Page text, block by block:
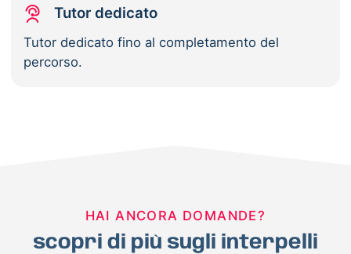
Tutor dedicato
Tutor dedicato fino al completamento del
percorso.
HAI ANCORA DOMANDE?
scopri di più sugli interpelli